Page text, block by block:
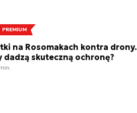
PREMIUM
na Rosomakach kontra drony.
dadzą skuteczną ochronę?